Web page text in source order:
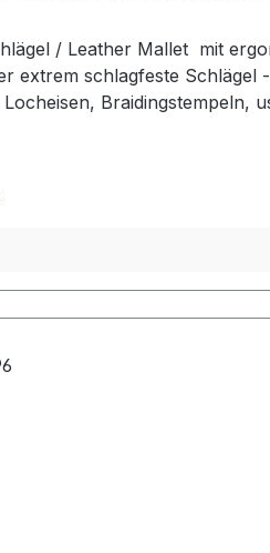
/ Leather Mallet mit
extrem schlagfeste
1 Stück erhalten Sie 1